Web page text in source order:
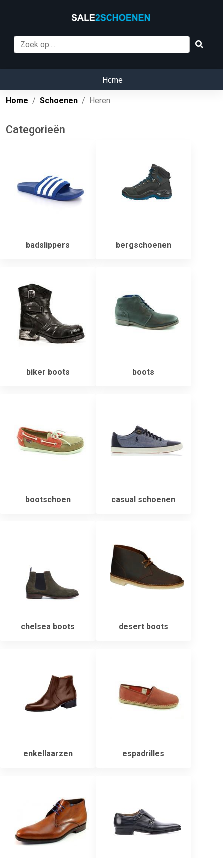
Home
Home Schoenen Heren
Categorieën
badslippers bergschoenen
biker boots boots
bootschoen casual schoenen
chelsea boots desert boots
enkellaarzen espadrilles